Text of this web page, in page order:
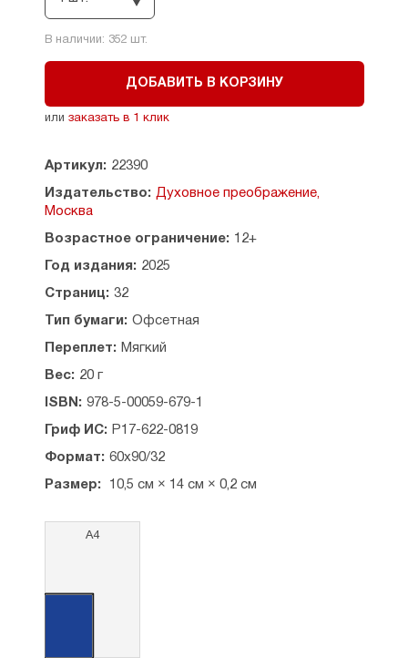
В наличии: 352 шт.
ДОБАВИТЬ В КОРЗИНУ
или заказать в 1 клик
Артикул: 22390
Издательство: Духовное преображение,
Москва
Возрастное ограничение: 12+
Год издания: 2025
Страниц: 32
Тип бумаги: Офсетная
Переплет: Мягкий
Вес: 20 г
ISBN: 978-5-00059-679-1
Гриф ИС: P17-622-0819
Формат: 60х90/32
Размер: 10,5 см × 14 см × 0,2 см
А4